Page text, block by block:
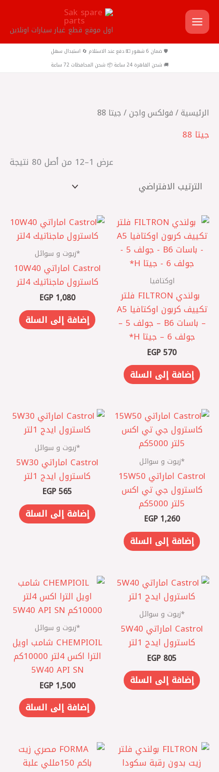
تخطي
إلى
المحتوى
اول موقع قطع غيار سيارات اونلاين
🛡️ ضمان 6 شهور 💵 دفع عند الاستلام 🔄 استبدال سهل
🚚 شحن القاهرة 24 ساعة 📦 شحن المحافظات 72 ساعة
الرئيسية/ فولكس واجن/ جيتا 88
جيتا 88
عرض 1–12 من أصل 80 نتيجة
اوكتافيا
‏ بولندي FILTRON فلتر
تكييف كربون اوكتافيا A5
– باسات B6 – جولف 5 –
جولف 6 – جيتا ‏H*
EGP570
إضافة إلى السلة
*زيوت و سوائل
Castrol اماراتي 10W40
كاسترول ماجناتيك 4لتر
EGP1,080
إضافة إلى السلة
*زيوت و سوائل
Castrol اماراتي 15W50
كاسترول جي تي اكس
5لتر 5000كم
EGP1,260
إضافة إلى السلة
*زيوت و سوائل
Castrol اماراتي 5W30
كاسترول ايدج 1لتر
EGP565
إضافة إلى السلة
*زيوت و سوائل
Castrol اماراتي 5W40
كاسترول ايدج 1لتر
EGP 805
إضافة إلى السلة
*زيوت و سوائل
CHEMPIOIL شامب اويل
الترا اكس 4لتر 10000كم
5W40 API SN
EGP1,500
إضافة إلى السلة